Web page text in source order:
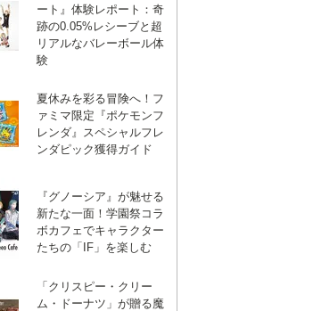
ート』体験レポート：奇
跡の0.05%レシーブと超
リアルなバレーボール体
験
夏休みを彩る冒険へ！フ
ァミマ限定『ポケモンフ
レンダ』スペシャルフレ
ンダピック獲得ガイド
『グノーシア』が魅せる
新たな一面！学園祭コラ
ボカフェでキャラクター
たちの「IF」を楽しむ
「クリスピー・クリー
ム・ドーナツ」が贈る魔